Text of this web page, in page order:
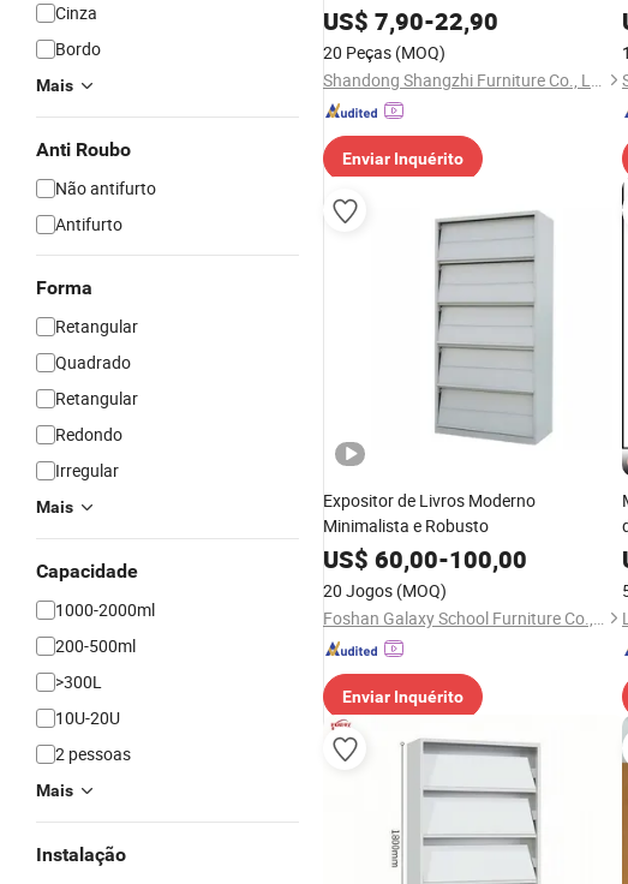
Cinza
Bordo
Mais
Anti Roubo
Não antifurto
Antifurto
Forma
Retangular
Quadrado
Retangular
Redondo
Irregular
Mais
Capacidade
1000-2000ml
200-500ml
>300L
10U-20U
2 pessoas
Mais
Instalação
de Armazenamento
US$ 7,90-22,90
20 Peças (MOQ)
Shandong Shangzhi Furniture Co., Ltd.
Enviar Inquérito
Expositor de Livros Moderno
Minimalista e Robusto
US$ 60,00-100,00
20 Jogos (MOQ)
Foshan Galaxy School Furniture Co., Ltd.
Enviar Inquérito